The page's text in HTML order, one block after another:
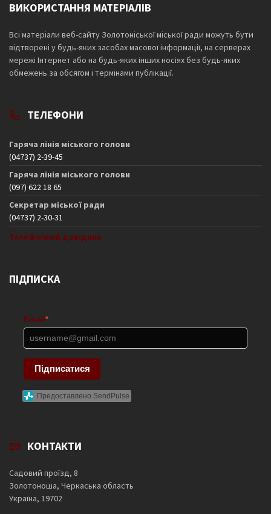
ВИКОРИСТАННЯ МАТЕРІАЛІВ
Всі матеріали веб-сайту Золотоніської міської ради можуть бути
відтворені у будь-яких засобах масової інформації, на серверах
мережі Інтернет або на будь-яких інших носіях без будь-яких
обмежень за обсягом і термінами публікації.
ТЕЛЕФОНИ
Гаряча лінія міського голови
(04737) 2-39-45
Гаряча лінія міського голови
(097) 622 18 65
Секретар міської ради
(04737) 2-30-31
Телефонний довідник
ПІДПИСКА
Email *
Підписатися
Предоставлено SendPulse
КОНТАКТИ
Садовий проїзд, 8
Золотоноша, Черкаська область
Україна, 19702